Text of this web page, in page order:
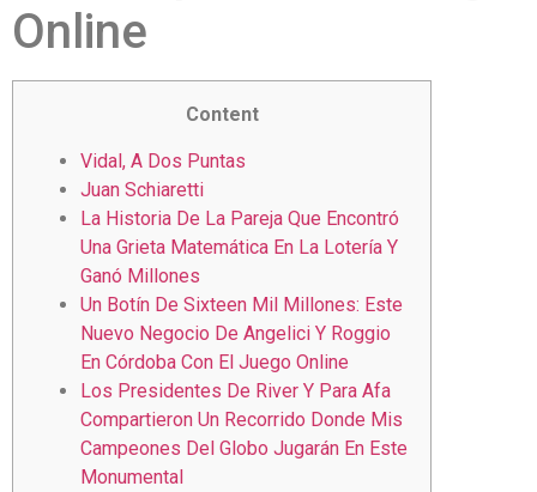
Online
Content
Vidal, A Dos Puntas
Juan Schiaretti
La Historia De La Pareja Que Encontró
Una Grieta Matemática En La Lotería Y
Ganó Millones
Un Botín De Sixteen Mil Millones: Este
Nuevo Negocio De Angelici Y Roggio
En Córdoba Con El Juego Online
Los Presidentes De River Y Para Afa
Compartieron Un Recorrido Donde Mis
Campeones Del Globo Jugarán En Este
Monumental